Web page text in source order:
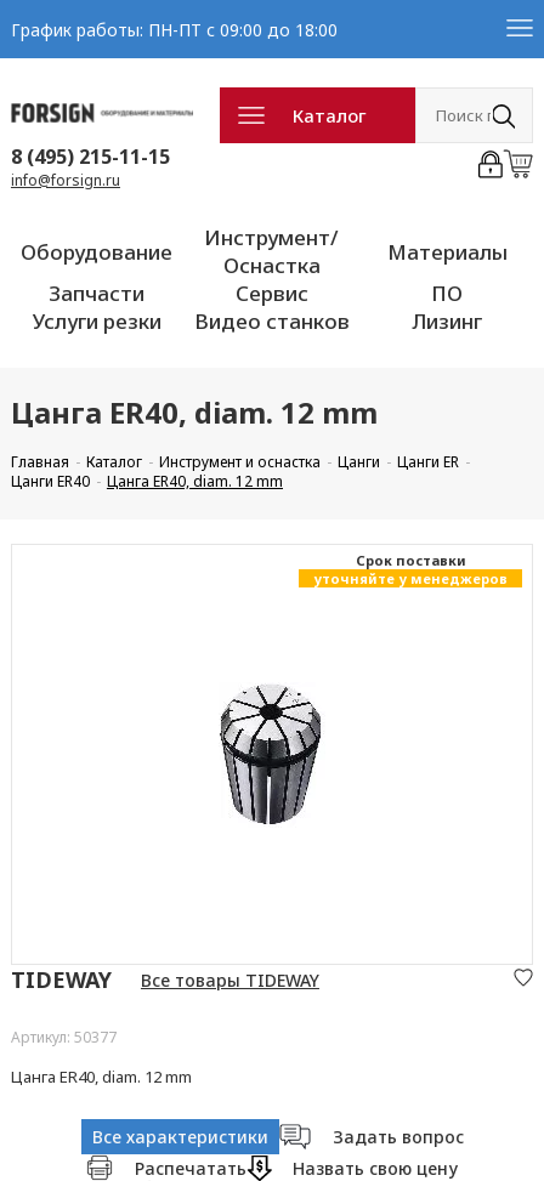
График работы: ПН-ПТ с 09:00 до 18:00
Каталог
8 (495) 215-11-15
info@forsign.ru
Оборудование
Инструмент/
Оснастка
Материалы
Запчасти
Сервис
ПО
Услуги резки
Видео станков Лизинг
Цанга ER40, diam. 12 mm
Главная Каталог Инструмент и оснастка Цанги
Цанги ER
Цанги ER40
Цанга ER40, diam. 12 mm
Cрок поставки
уточняйте у менеджеров
TIDEWAY Все товары TIDEWAY
Артикул: 50377
Цанга ER40, diam. 12 mm
Все характеристики
Задать вопрос
Распечатать
Назвать свою цену